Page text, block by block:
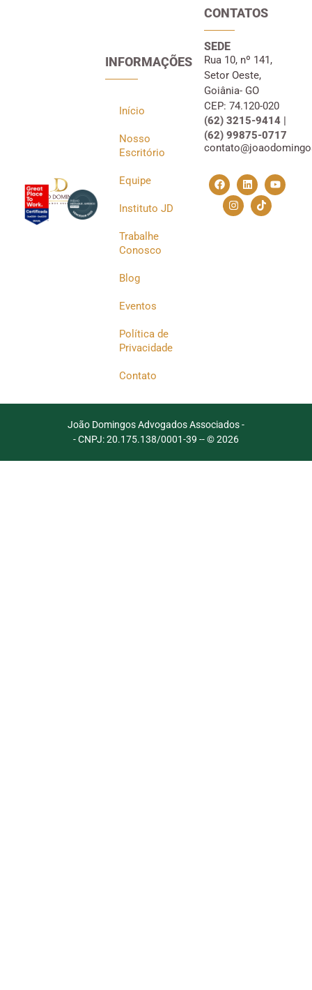
INFORMAÇÕES
Início
Nosso
Escritório
Equipe
Instituto JD
Trabalhe
Conosco
Blog
Eventos
Política de
Privacidade
Contato
CONTATOS
SEDE
Rua 10, nº 141,
Setor Oeste,
Goiânia- GO
CEP: 74.120-020
(62) 3215-9414 |
(62) 99875-0717
João Domingos Advogados Associados -
- CNPJ: 20.175.138/0001-39 -- © 2026